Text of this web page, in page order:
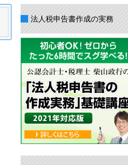
法人税申告書作成の実務